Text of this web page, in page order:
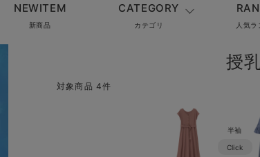
NEWITEM
新商品
CATEGORY
カテゴリ 人気
授
対象商品 4件
半袖
Click